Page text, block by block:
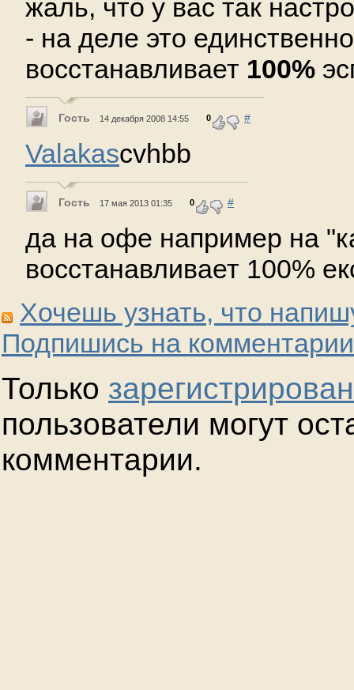
жаль, что у вас так
- на деле это
восстанавливает 100%
Гость 14 декабря 2008 14:55 0 #
Valakascvhbb
Гость 17 мая 2013 01:35 0 #
да на офе например на
восстанавливает 100%
Хочешь узнать, что
Подпишись на
Только
пользователи могут
комментарии.